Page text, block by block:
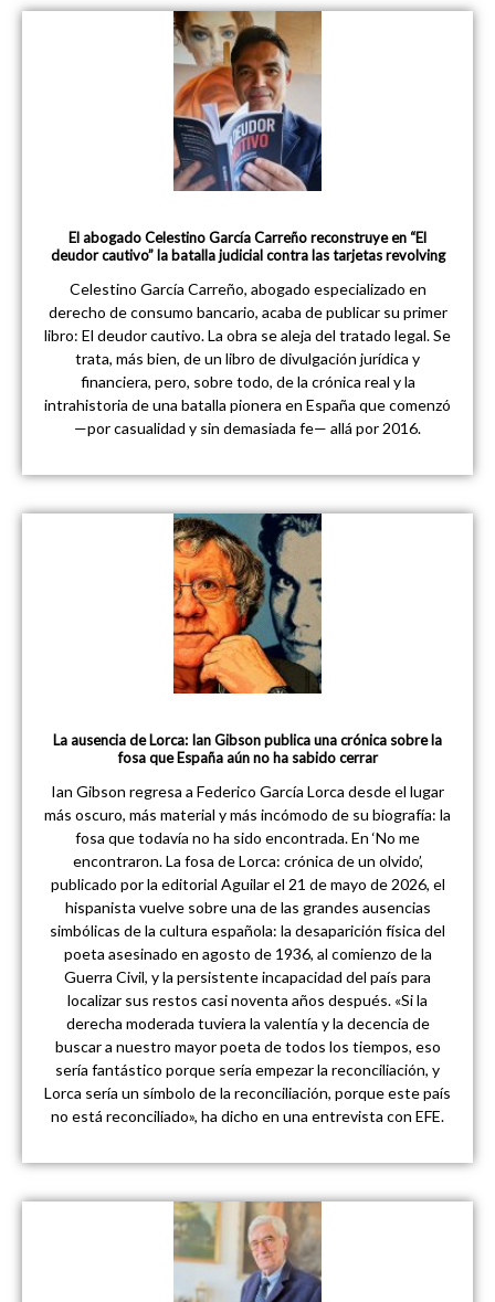
El abogado Celestino García Carreño reconstruye en “El
deudor cautivo” la batalla judicial contra las tarjetas revolving
Celestino García Carreño, abogado especializado en
derecho de consumo bancario, acaba de publicar su primer
libro: El deudor cautivo. La obra se aleja del tratado legal. Se
trata, más bien, de un libro de divulgación jurídica y
financiera, pero, sobre todo, de la crónica real y la
intrahistoria de una batalla pionera en España que comenzó
—por casualidad y sin demasiada fe— allá por 2016.
La ausencia de Lorca: Ian Gibson publica una crónica sobre la
fosa que España aún no ha sabido cerrar
Ian Gibson regresa a Federico García Lorca desde el lugar
más oscuro, más material y más incómodo de su biografía: la
fosa que todavía no ha sido encontrada. En ‘No me
encontraron. La fosa de Lorca: crónica de un olvido’,
publicado por la editorial Aguilar el 21 de mayo de 2026, el
hispanista vuelve sobre una de las grandes ausencias
simbólicas de la cultura española: la desaparición física del
poeta asesinado en agosto de 1936, al comienzo de la
Guerra Civil, y la persistente incapacidad del país para
localizar sus restos casi noventa años después. «Si la
derecha moderada tuviera la valentía y la decencia de
buscar a nuestro mayor poeta de todos los tiempos, eso
sería fantástico porque sería empezar la reconciliación, y
Lorca sería un símbolo de la reconciliación, porque este país
no está reconciliado», ha dicho en una entrevista con EFE.